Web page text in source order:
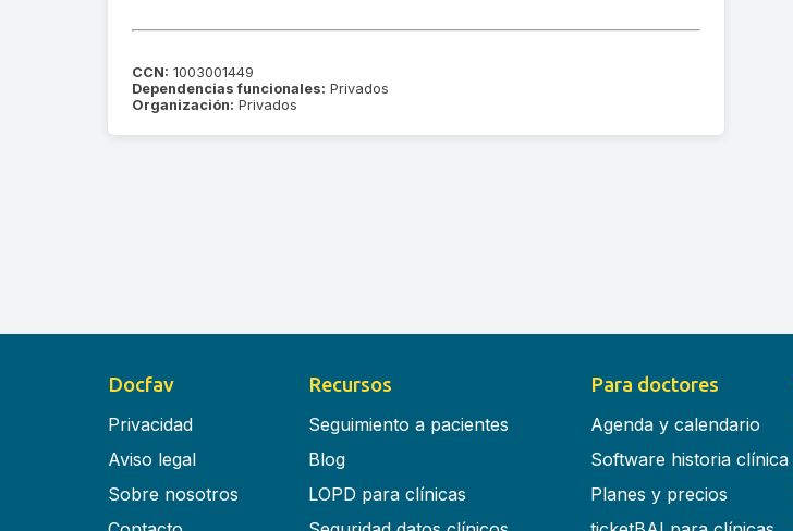
CCN: 1003001449
Dependencias funcionales: Privados
Organización: Privados
Docfav
Privacidad
Aviso legal
Sobre nosotros
Recursos
Seguimiento a pacientes
Blog
LOPD para clínicas
Para doctores
Agenda y calendario
Software historia clínica
Planes y precios